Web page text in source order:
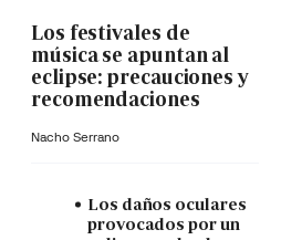
Los festivales de
música se apuntan al
eclipse: precauciones y
recomendaciones
Nacho Serrano
Los daños oculares
provocados por un